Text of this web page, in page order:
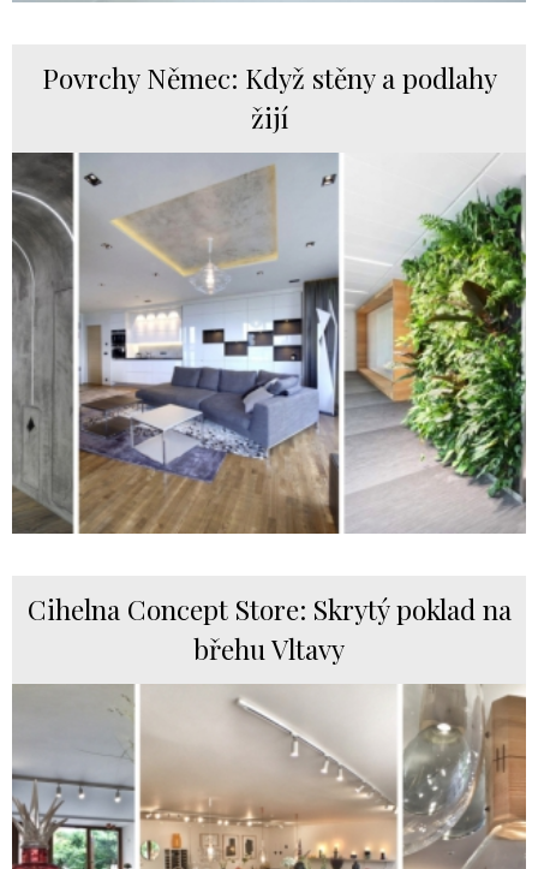
Povrchy Němec: Když stěny a podlahy
žijí
Cihelna Concept Store: Skrytý poklad na
břehu Vltavy